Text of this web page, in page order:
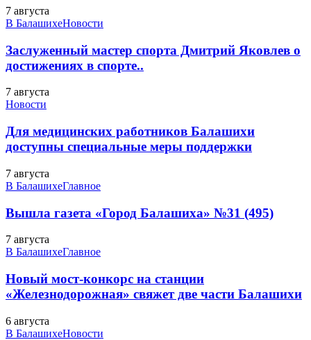
7 августа
В БалашихеНовости
Заслуженный мастер спорта Дмитрий Яковлев о
достижениях в спорте..
7 августа
Новости
Для медицинских работников Балашихи
доступны специальные меры поддержки
7 августа
В БалашихеГлавное
Вышла газета «Город Балашиха» №31 (495)
7 августа
В БалашихеГлавное
Новый мост-конкорс на станции
«Железнодорожная» свяжет две части Балашихи
6 августа
В БалашихеНовости